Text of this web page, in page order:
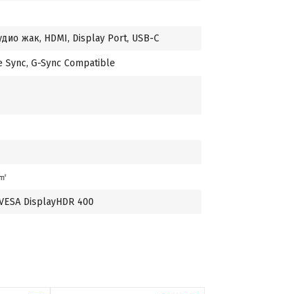
жак, HDMI, Display Port, USB-C
Sync, G-Sync Compatible
DisplayHDR 400